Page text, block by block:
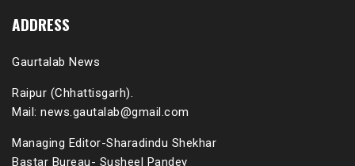
ADDRESS
Gaurtalab News
Raipur (Chhattisgarh).
Mail: news.gautalab@gmail.com
Managing Editor-Sharadindu Shekhar
Bastar Bureau- Susheel Pandey